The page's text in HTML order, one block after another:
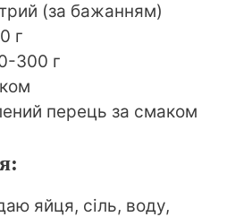
(за бажанням)
г
300 г
перець за смаком
яйця, сіль, воду,